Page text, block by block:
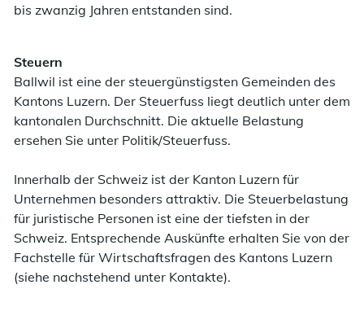
bis zwanzig Jahren entstanden sind.
Steuern
Ballwil ist eine der steuergünstigsten Gemeinden des
Kantons Luzern. Der Steuerfuss liegt deutlich unter dem
kantonalen Durchschnitt. Die aktuelle Belastung
ersehen Sie unter Politik/Steuerfuss.
Innerhalb der Schweiz ist der Kanton Luzern für
Unternehmen besonders attraktiv. Die Steuerbelastung
für juristische Personen ist eine der tiefsten in der
Schweiz. Entsprechende Auskünfte erhalten Sie von der
Fachstelle für Wirtschaftsfragen des Kantons Luzern
(siehe nachstehend unter Kontakte).